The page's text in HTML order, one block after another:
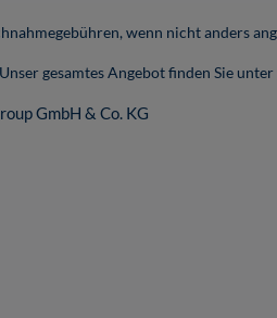
wenn nicht anders
gesamtes Angebot finden Sie unter
GmbH & Co. KG